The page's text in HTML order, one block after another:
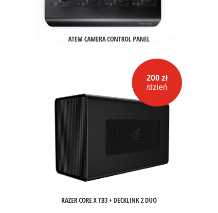
ATEM CAMERA CONTROL PANEL
200 zł
/dzień
RAZER CORE X TB3 + DECKLINK 2 DUO